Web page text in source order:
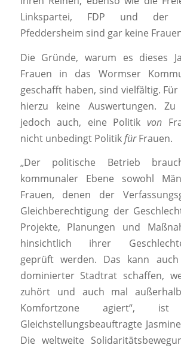
Linkspartei, FDP und der
Pfeddersheim sind gar keine
Die Gründe, warum es dieses
Frauen in das Wormser
geschafft haben, sind vielfältig.
hierzu keine Auswertungen.
jedoch auch, eine Politikvon
nicht unbedingt PolitikfürFrauen.
„Der politische Betrieb
kommunaler Ebene sowohl
Frauen, denen der
Gleichberechtigung der
Projekte, Planungen und
hinsichtlich ihrer
geprüft werden. Das kann
dominierter Stadtrat schaffen,
zuhört und auch mal
Komfortzone agiert“,
Gleichstellungsbeauftragte
Die weltweite